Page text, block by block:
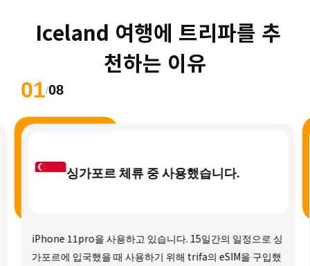
천하는 이유
01/08
싱가포르 체류 중 사용했습니다.
iPhone 11pro을 사용하고 있습니다. 15일간의 일정으로 싱
가포르에 입국했을 때 사용하기 위해 trifa의 eSIM을 구입했